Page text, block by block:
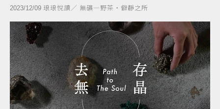
2023/12/09 琅琅悅讀／ 無礦—野茶・僻靜之所